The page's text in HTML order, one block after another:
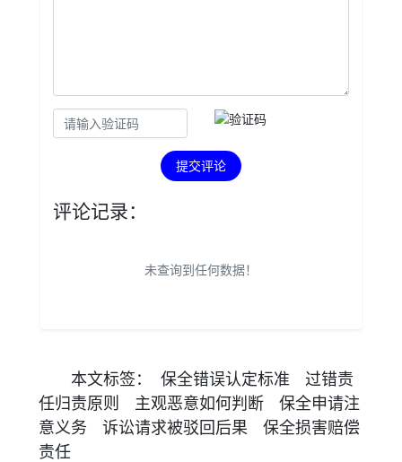
提交评论
评论记录：
未查询到任何数据！
本文标签： 保全错误认定标准
过错责
任归责原则
主观恶意如何判断
保全申请注
意义务
诉讼请求被驳回后果
保全损害赔偿
责任